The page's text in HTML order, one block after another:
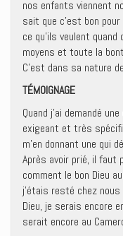
nos enfants viennent
sait que c’est bon
ce qu’ils veulent
moyens et toute la
C’est dans sa nature
TÉMOIGNAGE
Quand j’ai demandé
exigeant et très
m’en donnant une qui
Après avoir prié, il faut
comment le bon Dieu
j’étais resté chez
Dieu, je serais encore
serait encore au